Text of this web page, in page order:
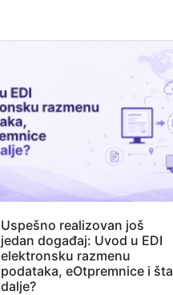
Uspešno realizovan još
jedan događaj: Uvod u EDI
elektronsku razmenu
podataka, eOtpremnice i šta
dalje?